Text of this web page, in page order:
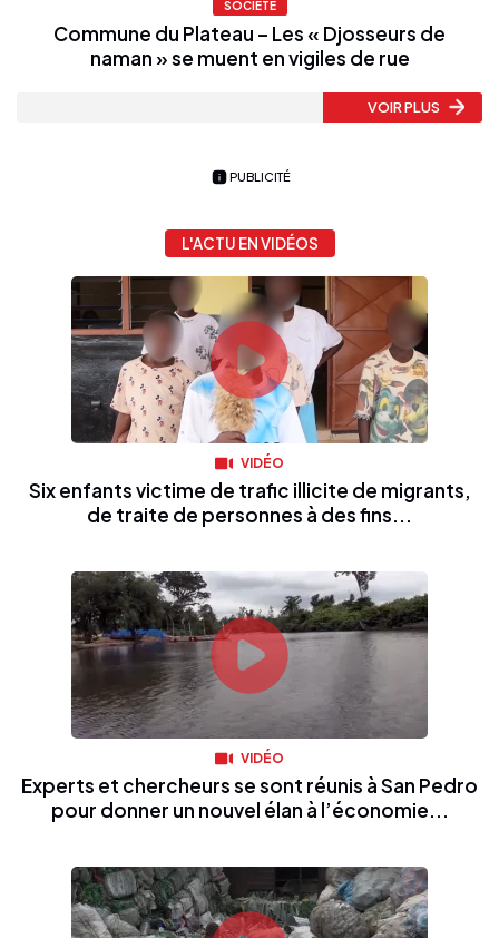
SOCIÉTÉ
Commune du Plateau – Les « Djosseurs de
naman » se muent en vigiles de rue
VOIR PLUS
PUBLICITÉ
L'ACTU EN VIDÉOS
VIDÉO
Six enfants victime de trafic illicite de migrants,
de traite de personnes à des fins...
VIDÉO
Experts et chercheurs se sont réunis à San Pedro
pour donner un nouvel élan à l’économie...